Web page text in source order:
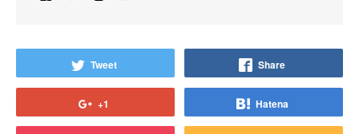
Tweet Share
+1 Hatena